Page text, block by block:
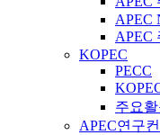
APEC
APEC
KOPEC
PECC
주요
APEC연구